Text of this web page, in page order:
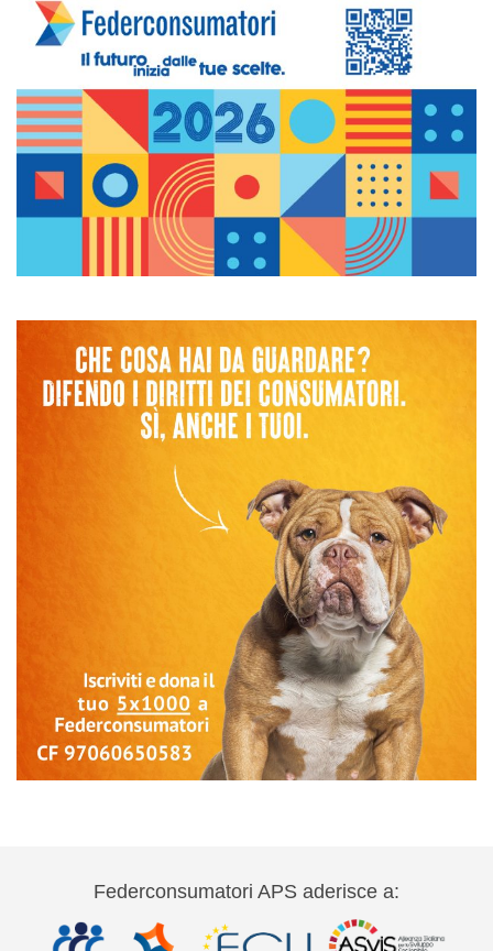
Federconsumatori APS aderisce a: